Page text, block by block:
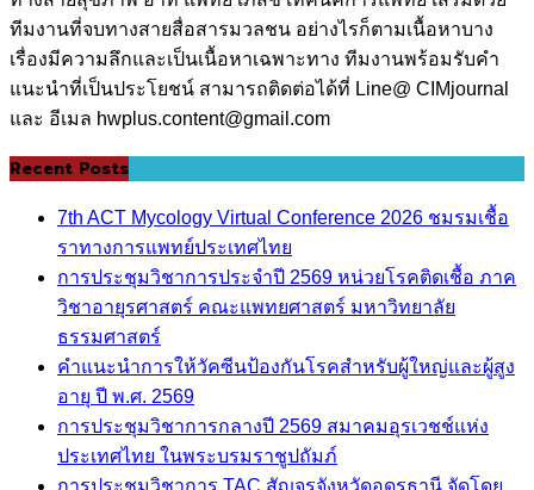
ทีมงานที่จบทางสายสื่อสารมวลชน อย่างไรก็ตามเนื้อหาบาง
เรื่องมีความลึกและเป็นเนื้อหาเฉพาะทาง ทีมงานพร้อมรับคำ
แนะนำที่เป็นประโยชน์ สามารถติดต่อได้ที่ Line@ CIMjournal
และ อีเมล hwplus.content@gmail.com
Recent Posts
7th ACT Mycology Virtual Conference 2026 ชมรมเชื้อ
ราทางการแพทย์ประเทศไทย
การประชุมวิชาการประจำปี 2569 หน่วยโรคติดเชื้อ ภาค
วิชาอายุรศาสตร์ คณะแพทยศาสตร์ มหาวิทยาลัย
ธรรมศาสตร์
คำแนะนำการให้วัคซีนป้องกันโรคสำหรับผู้ใหญ่และผู้สูง
อายุ ปี พ.ศ. 2569
การประชุมวิชาการกลางปี 2569 สมาคมอุรเวชช์แห่ง
ประเทศไทย ในพระบรมราชูปถัมภ์